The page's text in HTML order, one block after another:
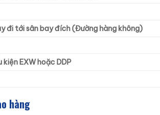
đi tới sân bay đích (Đường hàng không)
EXW hoặc DDP
hàng